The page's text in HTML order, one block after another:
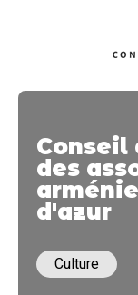
Conseil
des
d'azur
Culture